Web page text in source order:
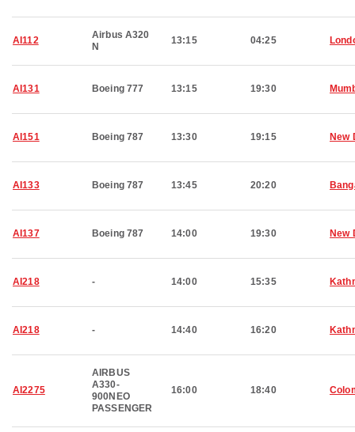
AI112
Airbus A320
N
13:15 04:25
AI131 Boeing 777 13:15 19:30
AI151 Boeing 787 13:30 19:15 New
AI133 Boeing 787 13:45 20:20
AI137 Boeing 787 14:00 19:30 New
AI218 - 14:00 15:35
AI218 - 14:40 16:20
AI2275
AIRBUS
A330-
900NEO
PASSENGER
16:00 18:40